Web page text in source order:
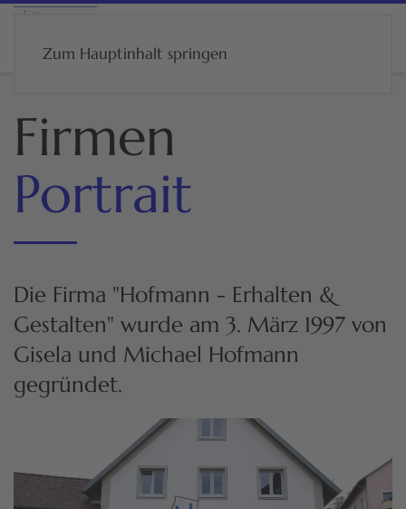
Zum Hauptinhalt springen
Firmen
Portrait
Die Firma "Hofmann - Erhalten &
Gestalten" wurde am 3. März 1997 von
Gisela und Michael Hofmann
gegründet.